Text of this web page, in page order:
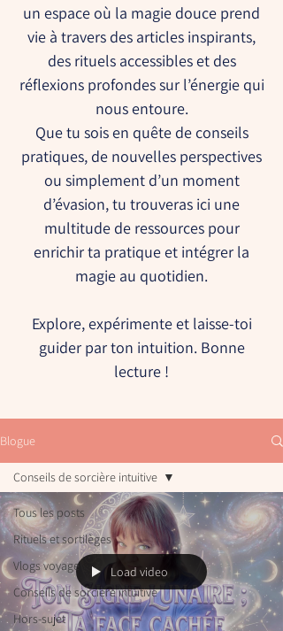
un espace où la magie douce prend
vie à travers des articles inspirants,
des rituels accessibles et des
réflexions profondes sur l’énergie qui
nous entoure.
Que tu sois en quête de conseils
pratiques, de nouvelles perspectives
ou simplement d’un moment
d’évasion, tu trouveras ici une
multitude de ressources pour
enrichir ta pratique et intégrer la
magie au quotidien.
Explore, expérimente et laisse-toi
guider par ton intuition. Bonne
lecture !
Blogue
Tous les posts
Rituels et sortilèges
Vlogs voyage
Conseils de sorcière intuitive
Hors-sujet
Conseils de sorcière intuitive
Load video